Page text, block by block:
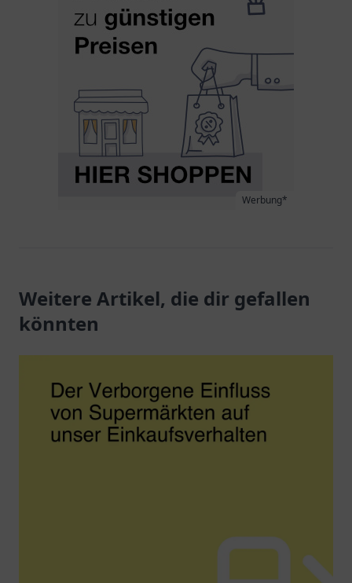
Werbung*
Weitere Artikel, die dir gefallen
könnten